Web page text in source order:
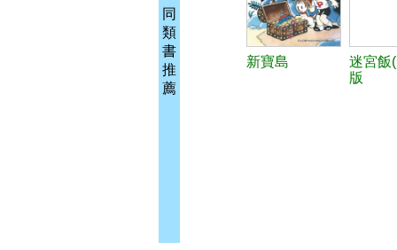
同
類
書
推
薦
新寶島
迷宮飯
版